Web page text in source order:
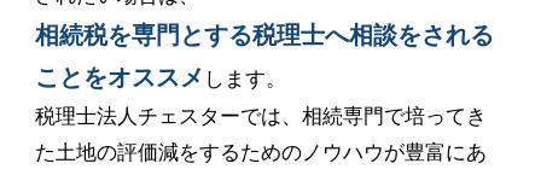
相続税を専門とする税理士へ相談をされる
ことをオススメ します。
税理士法人チェスターでは、相続専門で培ってき
た土地の評価減をするためのノウハウが豊富にあ